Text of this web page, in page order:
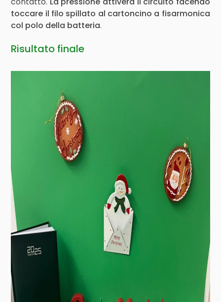
toccare il filo spillato al cartoncino a fisarmonica
col polo della batteria.
Risultato finale